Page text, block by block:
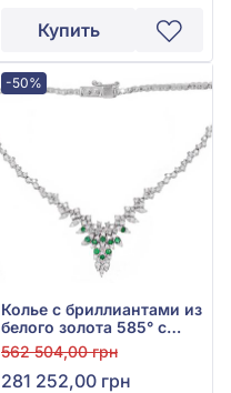
Купить
-50%
Колье с бриллиантами из
белого золота 585° с
зелёным изумрудом
0,51ct и бриллиантами
1,63ct, арт. 6-62084из
562 504,00 грн
281 252,00 грн